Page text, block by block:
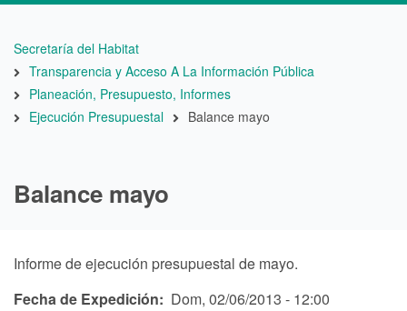
Ruta
de
navegación
Secretaría del Habitat
Transparencia y Acceso A La Información Pública
Planeación, Presupuesto, Informes
Ejecución Presupuestal
Balance mayo
Balance mayo
Informe de ejecución presupuestal de mayo.
Fecha de Expedición
Dom, 02/06/2013 - 12:00